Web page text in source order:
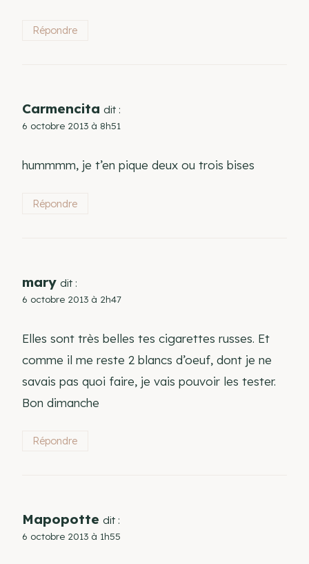
Répondre
Carmencita dit :
6 octobre 2013 à 8h51
hummmm, je t’en pique deux ou trois bises
Répondre
mary dit :
6 octobre 2013 à 2h47
Elles sont très belles tes cigarettes russes. Et
comme il me reste 2 blancs d’oeuf, dont je ne
savais pas quoi faire, je vais pouvoir les tester.
Bon dimanche
Répondre
Mapopotte dit :
6 octobre 2013 à 1h55